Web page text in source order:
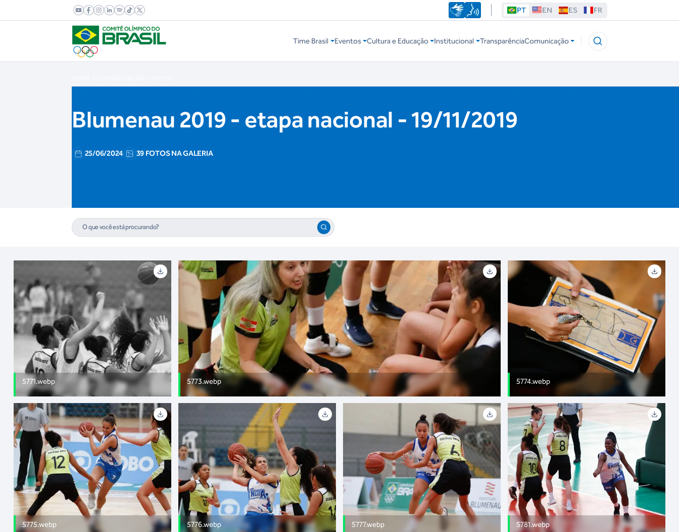
PT EN ES FR
Time Brasil Eventos Cultura e Educação Institucional TransparênciaComunicação
Blumenau 2019 - etapa nacional - 19/11/2019
25/06/2024 39 FOTOS NA GALERIA
5771.webp 5773.webp 5774.webp
5775.webp 5776.webp 5777.webp 5781.webp